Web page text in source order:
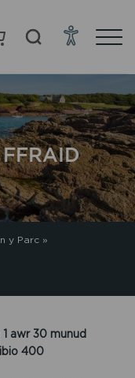
y Parc »
awr 30 munud
400